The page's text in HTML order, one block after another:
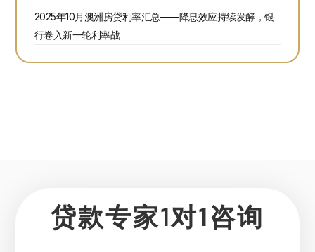
2025年10月澳洲房贷利率汇总——降息效应持续发酵，银
行卷入新一轮利率战
贷款专家1对1咨询